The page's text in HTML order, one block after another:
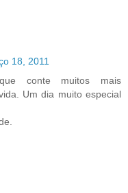
18, 2011
conte muitos mais
Um dia muito especial